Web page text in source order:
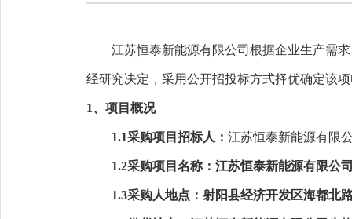
江苏恒泰新能源有限公司根据企业生产需
经研究决定，采用公开招投标方式择优确定该
1、项目概况
1.1采购项目招标人： 江苏恒泰新能源有限
1.2采购项目名称： 江苏恒泰新能源有限公
1.3采购人地点：射阳县经济开发区海都北